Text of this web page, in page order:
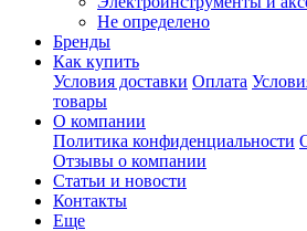
Не определено
Бренды
Как купить
Условия доставки Оплата
товары
О компании
Политика конфиденциальности
Отзывы о компании
Статьи и новости
Контакты
Еще